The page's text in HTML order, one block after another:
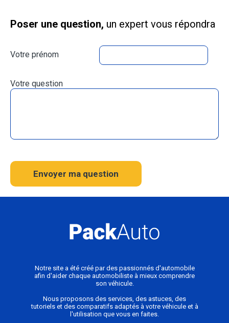
Poser une question, un expert vous répondra
Votre prénom
Votre question
Envoyer ma question
Notre site a été créé par des passionnés d'automobile
afin d'aider chaque automobiliste à mieux comprendre
son véhicule.
Nous proposons des services, des astuces, des
tutoriels et des comparatifs adaptés à votre véhicule et à
l'utilisation que vous en faites.